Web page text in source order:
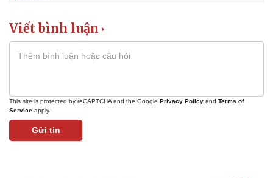
Tư vấn luật
Viết bình luận
This site is protected by reCAPTCHA and the Google Privacy Policy and Terms of
Service apply.
Gửi tin